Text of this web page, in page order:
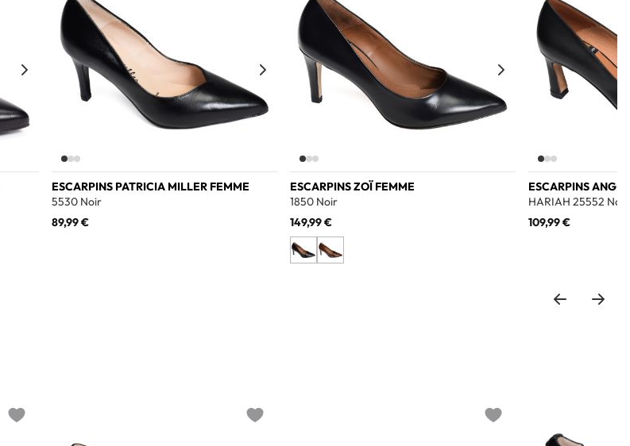
ESCARPINS PATRICIA MILLER FEMME
5530 Noir
89,99 €
ESCARPINS ZOÏ FEMME
1850 Noir
149,99 €
ESCARPINS
HARIAH 25552 Noir
109,99 €
Add to wishlist